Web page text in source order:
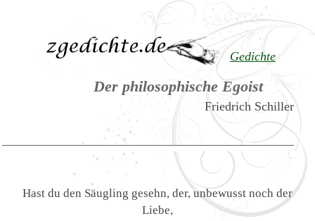
Gedichte
Der philosophische Egoist
Friedrich Schiller
Hast du den Säugling gesehn, der, unbewusst noch der
Liebe,